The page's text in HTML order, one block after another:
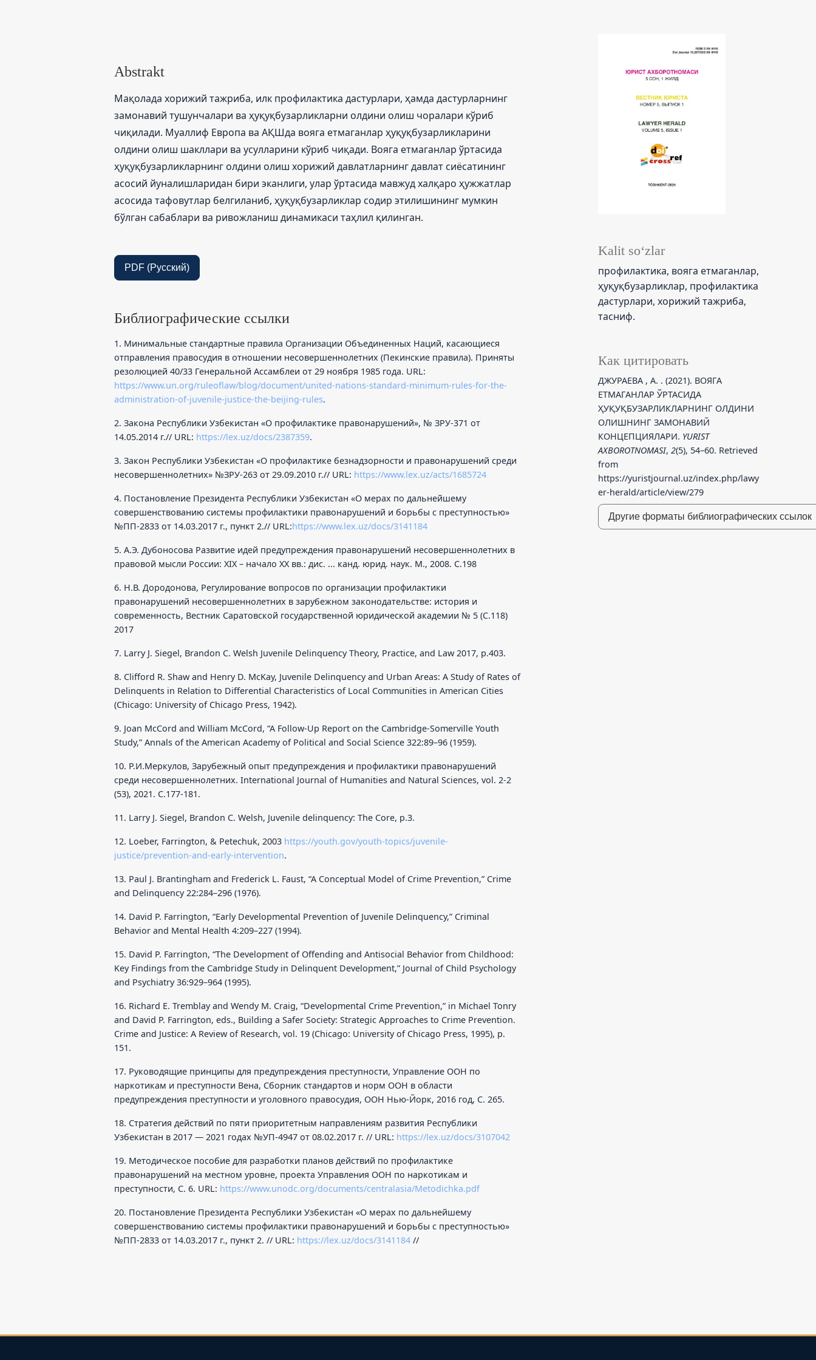
Kalit so‘zlar
профилактика, вояга етмаганлар,
ҳуқуқбузарликлар, профилактика
дастурлари, хорижий тажриба,
тасниф.
Как цитировать
ДЖУРАЕВА , А. . (2021). ВОЯГА
ЕТМАГАНЛАР ЎРТАСИДА
ҲУҚУҚБУЗАРЛИКЛАРНИНГ ОЛДИНИ
ОЛИШНИНГ ЗАМОНАВИЙ
КОНЦЕПЦИЯЛАРИ. YURIST
AXBOROTNOMASI, 2(5), 54–60. Retrieved
from
https://yuristjournal.uz/index.php/lawy
er-herald/article/view/279
Другие форматы библиографических ссылок
Abstrakt
Мақолада хорижий тажриба, илк профилактика дастурлари, ҳамда дастурларнинг
замонавий тушунчалари ва ҳуқуқбузарликларни олдини олиш чоралари кўриб
чиқилади. Муаллиф Европа ва АҚШда вояга етмаганлар ҳуқуқбузарликларини
олдини олиш шакллари ва усулларини кўриб чиқади. Вояга етмаганлар ўртасида
ҳуқуқбузарликларнинг олдини олиш хорижий давлатларнинг давлат сиёсатининг
асосий йуналишларидан бири эканлиги, улар ўртасида мавжуд халқаро ҳужжатлар
асосида тафовутлар белгиланиб, ҳуқуқбузарликлар содир этилишининг мумкин
бўлган сабаблари ва ривожланиш динамикаси таҳлил қилинган.
PDF (Русский)
Библиографические ссылки
1. Минимальные стандартные правила Организации Объединенных Наций, касающиеся
отправления правосудия в отношении несовершеннолетних (Пекинские правила). Приняты
резолюцией 40/33 Генеральной Ассамблеи от 29 ноября 1985 года. URL:
https://www.un.org/ruleoflaw/blog/document/united-nations-standard-minimum-rules-for-the-
administration-of-juvenile-justice-the-beijing-rules.
2. Закона Республики Узбекистан «О профилактике правонарушений», № ЗРУ-371 от
14.05.2014 г.// URL: https://lex.uz/docs/2387359.
3. Закон Республики Узбекистан «О профилактике безнадзорности и правонарушений среди
несовершеннолетних» №ЗРУ-263 от 29.09.2010 г.// URL: https://www.lex.uz/acts/1685724
4. Постановление Президента Республики Узбекистан «О мерах по дальнейшему
совершенствованию системы профилактики правонарушений и борьбы с преступностью»
№ПП-2833 от 14.03.2017 г., пункт 2.// URL:https://www.lex.uz/docs/3141184
5. А.Э. Дубоносова Развитие идей предупреждения правонарушений несовершеннолетних в
правовой мысли России: XIX – начало XX вв.: дис. ... канд. юрид. наук. М., 2008. С.198
6. Н.В. Дородонова, Регулирование вопросов по организации профилактики
правонарушений несовершеннолетних в зарубежном законодательстве: история и
современность, Вестник Саратовской государственной юридической академии № 5 (С.118)
2017
7. Larry J. Siegel, Brandon C. Welsh Juvenile Delinquency Theory, Practice, and Law 2017, p.403.
8. Clifford R. Shaw and Henry D. McKay, Juvenile Delinquency and Urban Areas: A Study of Rates of
Delinquents in Relation to Differential Characteristics of Local Communities in American Cities
(Chicago: University of Chicago Press, 1942).
9. Joan McCord and William McCord, “A Follow-Up Report on the Cambridge-Somerville Youth
Study,” Annals of the American Academy of Political and Social Science 322:89–96 (1959).
10. Р.И.Меркулов, Зарубежный опыт предупреждения и профилактики правонарушений
среди несовершеннолетних. International Journal of Humanities and Natural Sciences, vol. 2-2
(53), 2021. С.177-181.
11. Larry J. Siegel, Brandon C. Welsh, Juvenile delinquency: The Core, p.3.
12. Loeber, Farrington, & Petechuk, 2003 https://youth.gov/youth-topics/juvenile-
justice/prevention-and-early-intervention.
13. Paul J. Brantingham and Frederick L. Faust, “A Conceptual Model of Crime Prevention,” Crime
and Delinquency 22:284–296 (1976).
14. David P. Farrington, “Early Developmental Prevention of Juvenile Delinquency,” Criminal
Behavior and Mental Health 4:209–227 (1994).
15. David P. Farrington, “The Development of Offending and Antisocial Behavior from Childhood:
Key Findings from the Cambridge Study in Delinquent Development,” Journal of Child Psychology
and Psychiatry 36:929–964 (1995).
16. Richard E. Tremblay and Wendy M. Craig, “Developmental Crime Prevention,” in Michael Tonry
and David P. Farrington, eds., Building a Safer Society: Strategic Approaches to Crime Prevention.
Crime and Justice: A Review of Research, vol. 19 (Chicago: University of Chicago Press, 1995), p.
151.
17. Руководящие принципы для предупреждения преступности, Управление ООН по
наркотикам и преступности Вена, Сборник стандартов и норм ООН в области
предупреждения преступности и уголовного правосудия, ООН Нью-Йорк, 2016 год, С. 265.
18. Стратегия действий по пяти приоритетным направлениям развития Республики
Узбекистан в 2017 — 2021 годах №УП-4947 от 08.02.2017 г. // URL: https://lex.uz/docs/3107042
19. Методическое пособие для разработки планов действий по профилактике
правонарушений на местном уровне, проекта Управления ООН по наркотикам и
преступности, С. 6. URL: https://www.unodc.org/documents/centralasia/Metodichka.pdf
20. Постановление Президента Республики Узбекистан «О мерах по дальнейшему
совершенствованию системы профилактики правонарушений и борьбы с преступностью»
№ПП-2833 от 14.03.2017 г., пункт 2. // URL: https://lex.uz/docs/3141184 //